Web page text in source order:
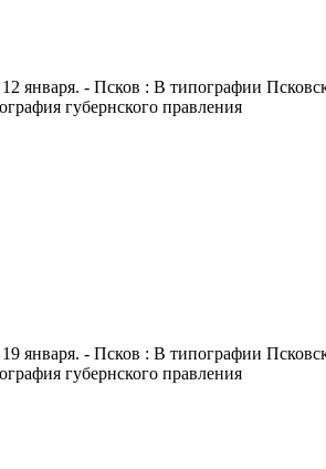
января. - Псков : В типографии
губернского правления
января. - Псков : В типографии
губернского правления